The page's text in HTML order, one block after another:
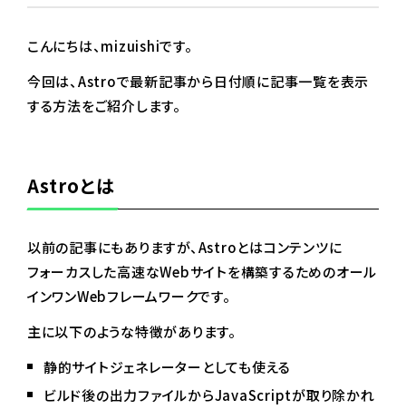
こんにちは、mizuishiです。
今回は、Astroで最新記事から日付順に記事一覧を表示
する方法をご紹介します。
Astroとは
以前の記事にもありますが、Astroとはコンテンツに
フォーカスした高速なWebサイトを構築するためのオール
インワンWebフレームワークです。
主に以下のような特徴があります。
静的サイトジェネレーターとしても使える
ビルド後の出力ファイルからJavaScriptが取り除かれ